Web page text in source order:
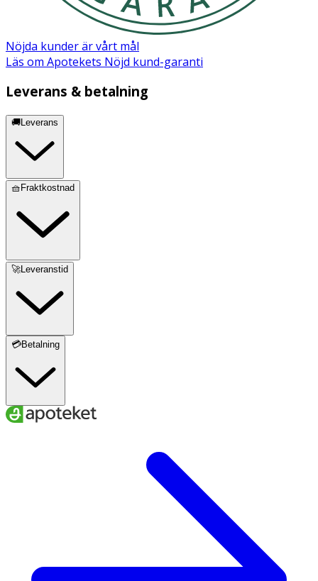
Nöjda kunder är vårt mål
Läs om Apotekets Nöjd kund-garanti
Leverans & betalning
🚚Leverans
🧺Fraktkostnad
🚀Leveranstid
💳Betalning